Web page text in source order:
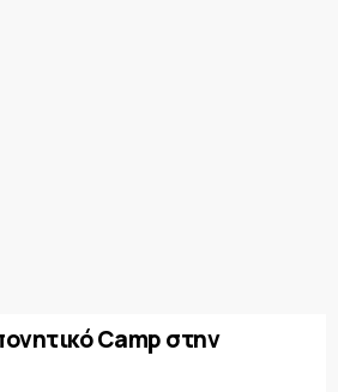
Camp στην